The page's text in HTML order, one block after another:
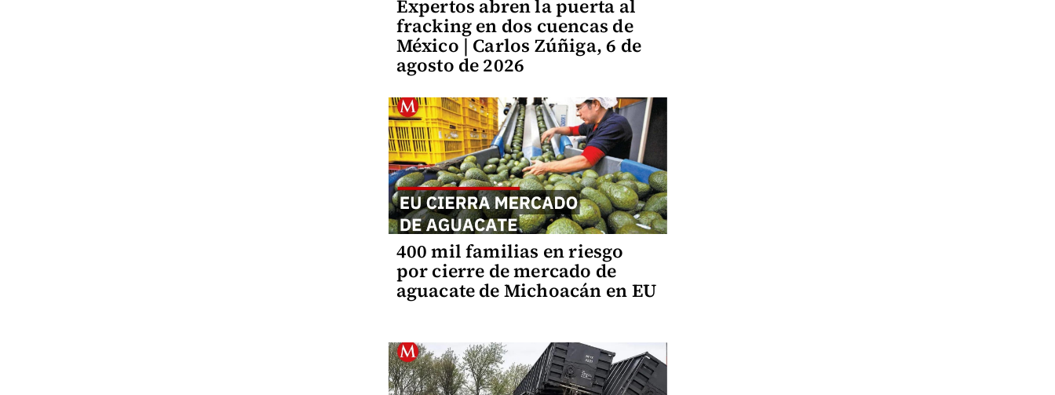
Expertos abren la puerta al
fracking en dos cuencas de
México | Carlos Zúñiga, 6 de
agosto de 2026
400 mil familias en riesgo
por cierre de mercado de
aguacate de Michoacán en EU